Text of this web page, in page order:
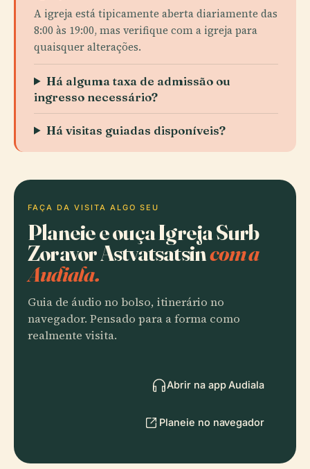
A igreja está tipicamente aberta diariamente das
8:00 às 19:00, mas verifique com a igreja para
quaisquer alterações.
Há alguma taxa de admissão ou
ingresso necessário?
Há visitas guiadas disponíveis?
FAÇA DA VISITA ALGO SEU
Planeie e ouça Igreja Surb
Zoravor Astvatsatsincom a
Audiala.
Guia de áudio no bolso, itinerário no
navegador. Pensado para a forma como
realmente visita.
Abrir na app Audiala
Planeie no navegador